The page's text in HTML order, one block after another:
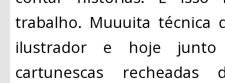
trabalho. Muuuita
ilustrador e hoje
cartunescas recheadas